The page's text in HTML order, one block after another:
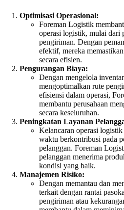
Optimisasi Operasional:
Foreman Logistik
operasi logistik, mulai dari
pengiriman. Dengan
efektif, mereka
secara efisien.
Pengurangan Biaya:
Dengan mengelola
mengoptimalkan rute
efisiensi dalam operasi,
membantu perusahaan
secara keseluruhan.
Peningkatan Layanan
Kelancaran operasi
waktu berkontribusi pada
pelanggan. Foreman
pelanggan menerima
kondisi yang baik.
Manajemen Risiko:
Dengan memantau dan
terkait dengan rantai
pengiriman atau